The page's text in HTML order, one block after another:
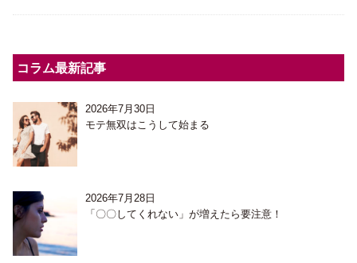
コラム最新記事
2026年7月30日
モテ無双はこうして始まる
2026年7月28日
「〇〇してくれない」が増えたら要注意！